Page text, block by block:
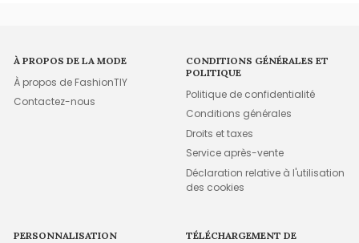
À PROPOS DE LA MODE
À propos de FashionTIY
Contactez-nous
CONDITIONS GÉNÉRALES ET
POLITIQUE
Politique de confidentialité
Conditions générales
Droits et taxes
Service après-vente
Déclaration relative à l'utilisation
des cookies
PERSONNALISATION
TÉLÉCHARGEMENT DE